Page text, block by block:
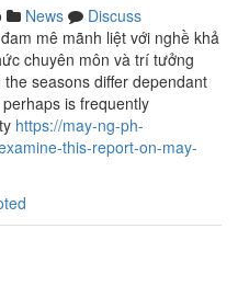
News
Discuss
mê mãnh liệt với nghề khả
chuyên môn và trí tưởng
seasons differ dependant
is frequently
https://may-ng-ph-
this-report-on-may-